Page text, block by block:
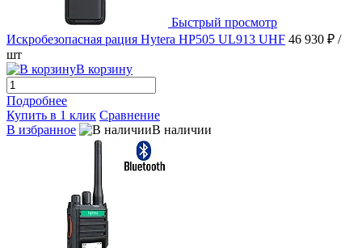
Быстрый просмотр
Искробезопасная рация Hytera HP505 UL913 UHF 46 930 ₽ /
шт
В корзину
Подробнее
Купить в 1 клик Сравнение
В избранное
В наличии